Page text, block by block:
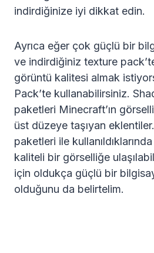
indirdiğinize iyi dikkat edin.
Ayrıca eğer çok güçlü bir
ve indirdiğiniz texture
görüntü kalitesi almak
Pack’te kullanabilirsiniz.
paketleri Minecraft’ın
üst düzeye taşıyan
paketleri ile
kaliteli bir görselliğe
için oldukça güçlü bir
olduğunu da belirtelim.